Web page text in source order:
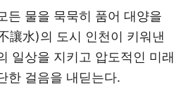
든 물을 묵묵히 품어 대양을
讓水)의 도시 인천이 키워낸
일상을 지키고 압도적인 미래
한 걸음을 내딛는다.